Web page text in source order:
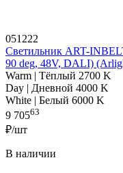
051222
Светильник ART-
90 deg, 48V, DALI)
Warm | Тёплый 2700 K
Day | Дневной 4000 K
White | Белый 6000 K
9 70563
₽/шт
В наличии